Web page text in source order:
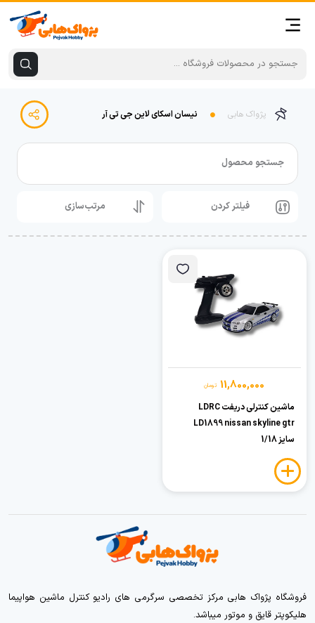
پژواک هابی نیسان اسکای لاین جی تی آر
جستجو محصول
فیلتر کردن مرتب‌سازی
11,800,000 تومان
ماشین کنترلی دریفت LDRC
LD1899 nissan skyline gtr
سایز 1/18
فروشگاه پژواک هابی مرکز تخصصی سرگرمی های رادیو کنترل ماشین هواپیما
هلیکوپتر قایق و موتور میباشد.